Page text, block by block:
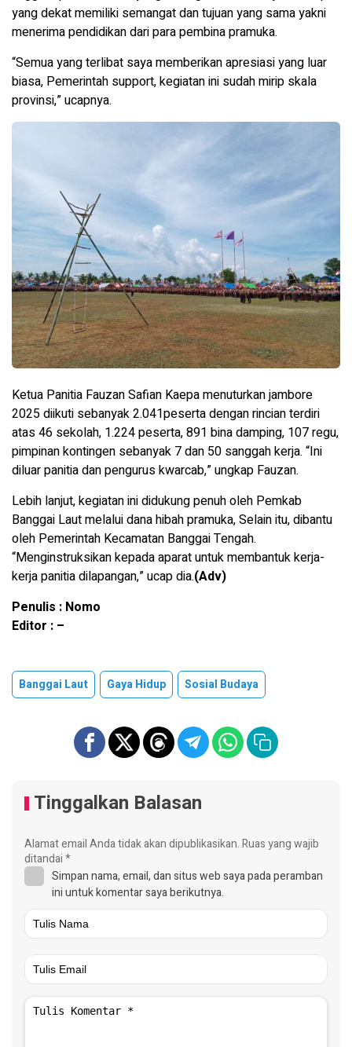
yang dekat memiliki semangat dan tujuan yang sama yakni
menerima pendidikan dari para pembina pramuka.
“Semua yang terlibat saya memberikan apresiasi yang luar
biasa, Pemerintah support, kegiatan ini sudah mirip skala
provinsi,” ucapnya.
Ketua Panitia Fauzan Safian Kaepa menuturkan jambore
2025 diikuti sebanyak 2.041peserta dengan rincian terdiri
atas 46 sekolah, 1.224 peserta, 891 bina damping, 107 regu,
pimpinan kontingen sebanyak 7 dan 50 sanggah kerja. “Ini
diluar panitia dan pengurus kwarcab,” ungkap Fauzan.
Lebih lanjut, kegiatan ini didukung penuh oleh Pemkab
Banggai Laut melalui dana hibah pramuka, Selain itu, dibantu
oleh Pemerintah Kecamatan Banggai Tengah.
“Menginstruksikan kepada aparat untuk membantuk kerja-
kerja panitia dilapangan,” ucap dia.(Adv)
Penulis : Nomo
Editor : –
Banggai Laut Gaya Hidup Sosial Budaya
Tinggalkan Balasan
Alamat email Anda tidak akan dipublikasikan.Ruas yang wajib
ditandai*
Simpan nama, email, dan situs web saya pada peramban
ini untuk komentar saya berikutnya.